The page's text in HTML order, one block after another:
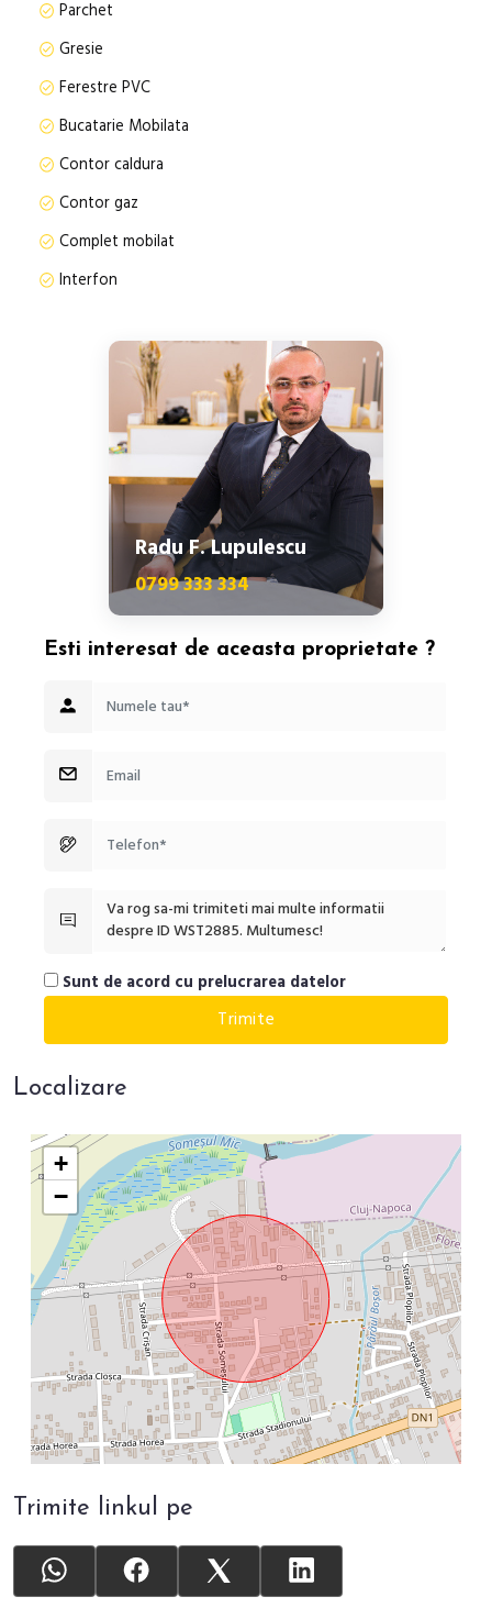
Parchet
Gresie
Ferestre PVC
Bucatarie Mobilata
Contor caldura
Contor gaz
Complet mobilat
Interfon
Radu F. Lupulescu
0799 333 334
Esti interesat de aceasta proprietate ?
Sunt de acord cu prelucrarea datelor
Localizare
+
−
Trimite linkul pe